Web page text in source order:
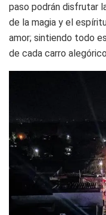
paso podrán disfrutar
de la magia y el
amor; sintiendo todo
de cada carro